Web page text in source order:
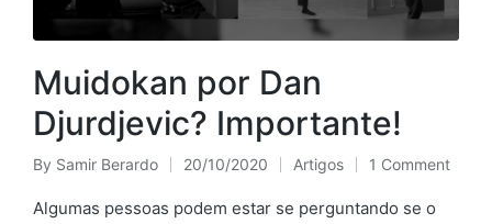
Muidokan por Dan
Djurdjevic? Importante!
Posted
by
By Samir Berardo 20/10/2020
Posted
in
Artigos 1 Comment
Algumas pessoas podem estar se perguntando se o